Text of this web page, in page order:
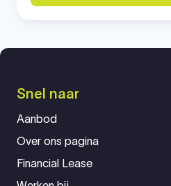
Snel naar
Aanbod
Over ons pagina
Financial Lease